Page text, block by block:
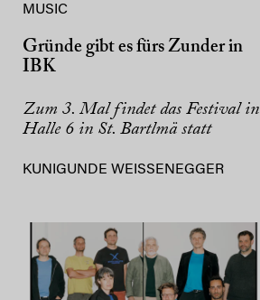
MUSIC
Gründe gibt es fürs Zunder in
IBK
Zum 3. Mal findet das Festival in
Halle 6 in St. Bartlmä statt
KUNIGUNDE WEISSENEGGER